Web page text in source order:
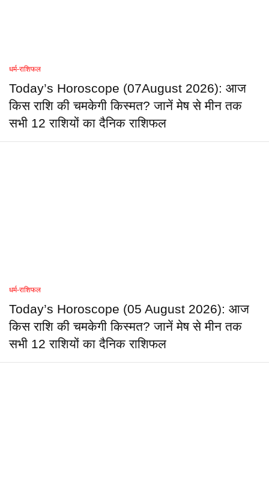
धर्म-राशिफल
Today’s Horoscope (07August 2026): आज
किस राशि की चमकेगी किस्मत? जानें मेष से मीन तक
सभी 12 राशियों का दैनिक राशिफल
धर्म-राशिफल
Today’s Horoscope (05 August 2026): आज
किस राशि की चमकेगी किस्मत? जानें मेष से मीन तक
सभी 12 राशियों का दैनिक राशिफल